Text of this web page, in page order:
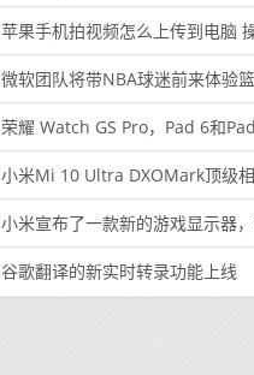
苹果手机拍视频怎么上传到电脑 操作方法
微软团队将带NBA球迷前来体验篮
荣耀 Watch GS Pro，Pad 6和Pad X6平板电脑在IFA
小米Mi 10 Ultra DXOMark顶级相机技
小米宣布了一款新的游戏显示器，有144 Hz的刷新率和2 ms
谷歌翻译的新实时转录功能上线